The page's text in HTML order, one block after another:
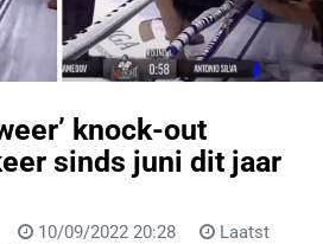
knock-out
sinds juni dit jaar
10/09/2022 20:28
Laatst